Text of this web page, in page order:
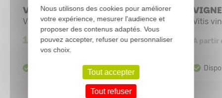
VIGNE raisin noir sans pépins
Vitis vinifera
13,22 €
Vitis
A partir
Nous utilisons des cookies pour améliorer
votre expérience, mesurer l'audience et
proposer des contenus adaptés. Vous
pouvez accepter, refuser ou personnaliser
vos choix.
Tout accepter
Tout refuser